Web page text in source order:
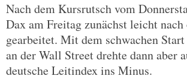
Nach dem Kursrutsch vom
Dax am Freitag zunächst leicht nach
gearbeitet. Mit dem schwachen
an der Wall Street drehte dann aber
deutsche Leitindex ins Minus.